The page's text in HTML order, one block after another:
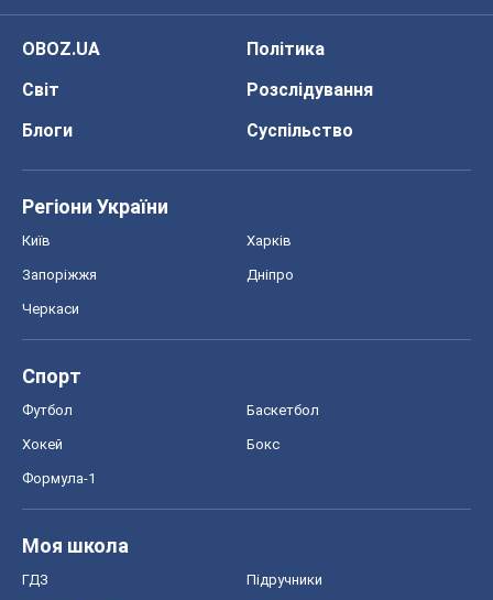
OBOZ.UA
Політика
Світ
Розслідування
Блоги
Суспільство
Регіони України
Київ Харків
Запоріжжя Дніпро
Черкаси
Спорт
Футбол Баскетбол
Хокей Бокс
Формула-1
Моя школа
ГДЗ Підручники